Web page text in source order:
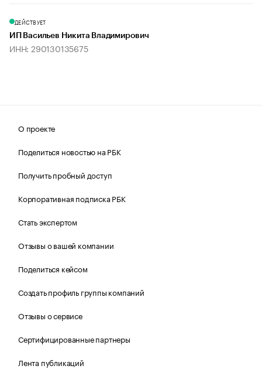
ДЕЙСТВУЕТ
ИП Васильев Никита Владимирович
ИНН: 290130135675
О проекте
Поделиться новостью на РБК
Получить пробный доступ
Корпоративная подписка РБК
Стать экспертом
Отзывы о вашей компании
Поделиться кейсом
Создать профиль группы компаний
Отзывы о сервисе
Сертифицированные партнеры
Лента публикаций